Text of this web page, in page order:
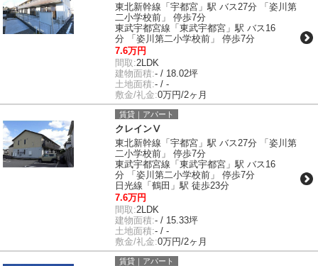
東北新幹線「宇都宮」駅 バス27分 「姿川第
二小学校前」 停歩7分
東武宇都宮線「東武宇都宮」駅 バス16
分 「姿川第二小学校前」 停歩7分
7.6万円
間取:2LDK
建物面積:- / 18.02坪
土地面積:- / -
敷金/礼金:0万円/2ヶ月
賃貸｜アパート
クレインⅤ
東北新幹線「宇都宮」駅 バス27分 「姿川第
二小学校前」 停歩7分
東武宇都宮線「東武宇都宮」駅 バス16
分 「姿川第二小学校前」 停歩7分
日光線「鶴田」駅 徒歩23分
7.6万円
間取:2LDK
建物面積:- / 15.33坪
土地面積:- / -
敷金/礼金:0万円/2ヶ月
賃貸｜アパート